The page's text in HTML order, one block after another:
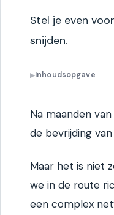
Stel je even
snijden.
▶Inhoudsopgave
Na maanden
de bevrijding
Maar het is niet
we in de route
een complex